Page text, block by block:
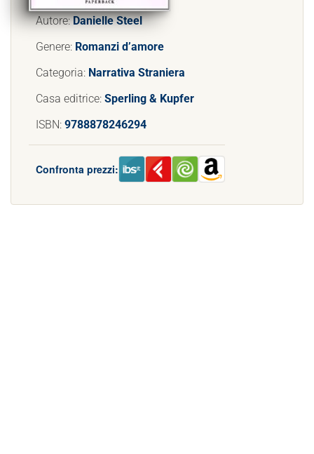
Autore:Danielle Steel
Genere: Romanzi d’amore
Categoria: Narrativa Straniera
Casa editrice: Sperling & Kupfer
ISBN: 9788878246294
Confronta prezzi: